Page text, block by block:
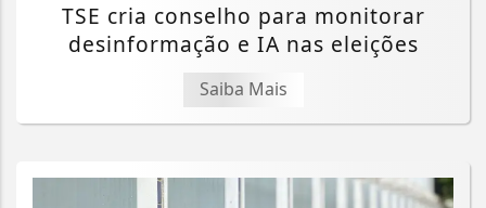
TSE cria conselho para monitorar
desinformação e IA nas eleições
Saiba Mais